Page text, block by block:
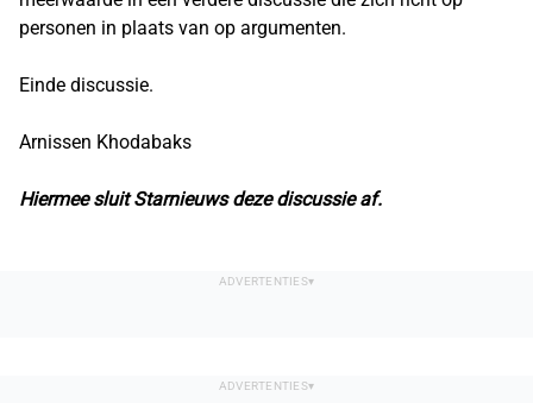
personen in plaats van op argumenten.
Einde discussie.
Arnissen Khodabaks
Hiermee sluit Starnieuws deze discussie af.